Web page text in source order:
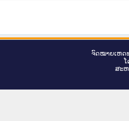
ຈົດ​ໝາຍ​ເຫດ​
ສະ​ຫ